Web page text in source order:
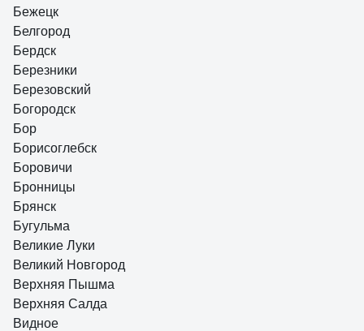
Бежецк
Белгород
Бердск
Березники
Березовский
Богородск
Бор
Борисоглебск
Боровичи
Бронницы
Брянск
Бугульма
Великие Луки
Великий Новгород
Верхняя Пышма
Верхняя Салда
Видное